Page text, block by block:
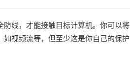
线，才能接触目标计算机。你可以将
视频流等，但至少这是你自己的保护